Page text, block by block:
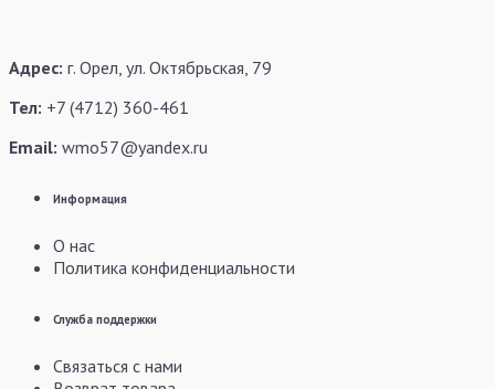
Адрес: г. Орел, ул. Октябрьская, 79
Тел: +7 (4712) 360-461
Email: wmo57@yandex.ru
Информация
О нас
Политика конфиденциальности
Служба поддержки
Связаться с нами